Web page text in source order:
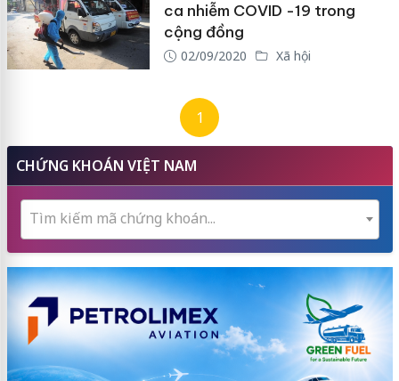
ca nhiễm COVID -19 trong
cộng đồng
02/09/2020 Xã hội
1
CHỨNG KHOÁN VIỆT NAM
Tìm kiếm mã chứng khoán...